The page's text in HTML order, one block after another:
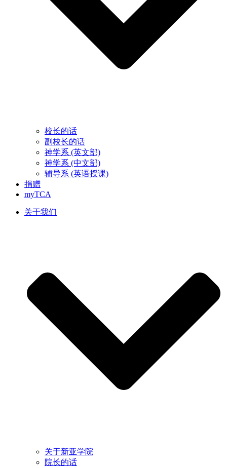
校长的话
副校长的话
神学系 (英文部)
神学系 (中文部)
辅导系 (英语授课)
捐赠
myTCA
关于我们
关于新亚学院
院长的话